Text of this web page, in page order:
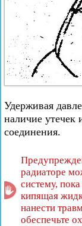
Удерживая
наличие утечек
соединения.
радиаторе
систему,
кипящая
нанести
обеспечьте